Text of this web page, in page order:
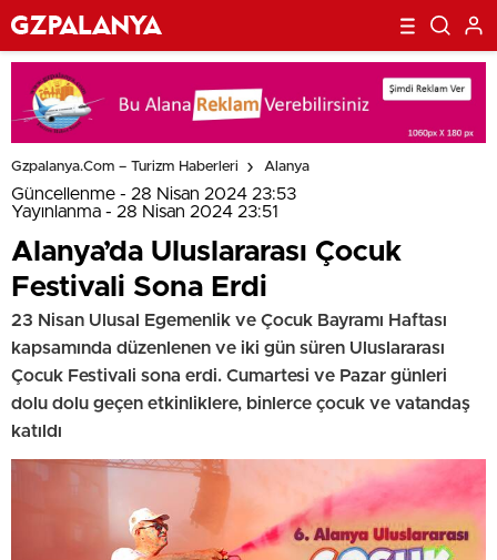
Gzpalanya.com – Turizm Haberleri Alanya
Güncellenme - 28 Nisan 2024 23:53
Yayınlanma - 28 Nisan 2024 23:51
Alanya’da Uluslararası Çocuk
Festivali Sona Erdi
23 Nisan Ulusal Egemenlik ve Çocuk Bayramı Haftası
kapsamında düzenlenen ve iki gün süren Uluslararası
Çocuk Festivali sona erdi. Cumartesi ve Pazar günleri
dolu dolu geçen etkinliklere, binlerce çocuk ve vatandaş
katıldı